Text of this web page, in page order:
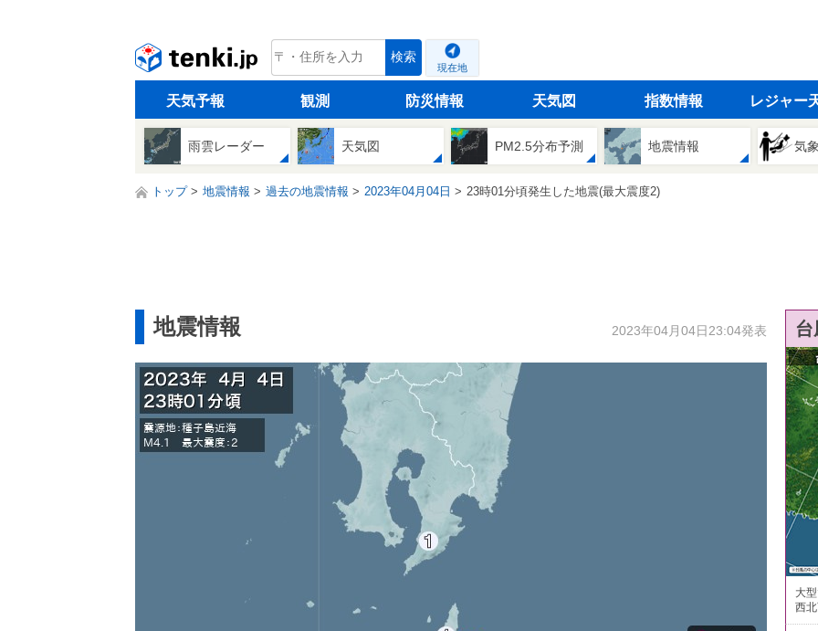
tenki.jp 検索
現在地
天気予報 観測 防災情報 天気図 指数情報 レジャー
雨雲レーダー 天気図 PM2.5分布予測 地震情報 気
トップ 地震情報 過去の地震情報 2023年04月04日 23時01分頃発生した地震(最大震度2)
地震情報 2023年04月04日23:04発表
大
西